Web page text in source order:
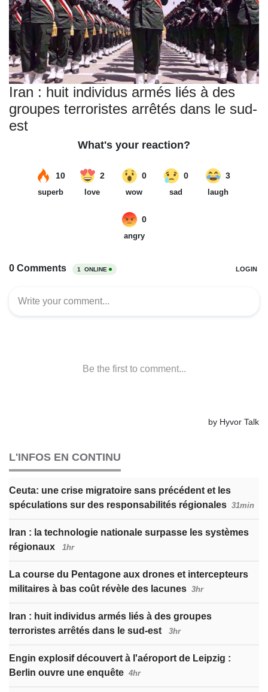
Iran : huit individus armés liés à des
groupes terroristes arrêtés dans le sud-
est
L'INFOS EN CONTINU
Ceuta: une crise migratoire sans précédent et les
spéculations sur des responsabilités régionales 31min
Iran : la technologie nationale surpasse les systèmes
régionaux
1hr
La course du Pentagone aux drones et intercepteurs
militaires à bas coût révèle des lacunes 3hr
Iran : huit individus armés liés à des groupes
terroristes arrêtés dans le sud-est
3hr
Engin explosif découvert à l'aéroport de Leipzig :
Berlin ouvre une enquête 4hr